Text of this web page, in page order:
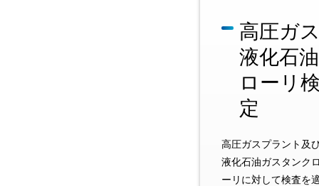
高圧ガ
液化石
ローリ
定
高圧ガスプラント及
液化石油ガスタンク
ーリに対して検査を